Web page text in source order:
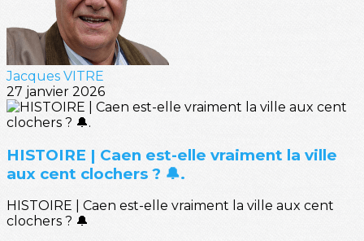
Jacques VITRE
27 janvier 2026
HISTOIRE | Caen est-elle vraiment la ville
aux cent clochers ? 🔔.
HISTOIRE | Caen est-elle vraiment la ville aux cent
clochers ? 🔔